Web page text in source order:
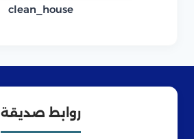
clean_house
روابط صديقة